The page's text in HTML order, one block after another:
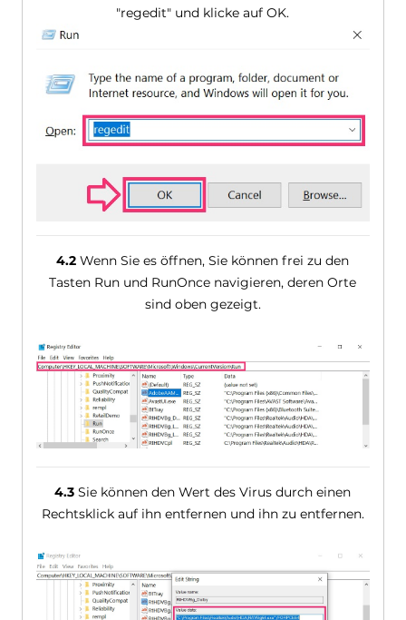
"regedit" und klicke auf OK.
4.2 Wenn Sie es öffnen, Sie können frei zu den
Tasten Run und RunOnce navigieren, deren Orte
sind oben gezeigt.
4.3 Sie können den Wert des Virus durch einen
Rechtsklick auf ihn entfernen und ihn zu entfernen.